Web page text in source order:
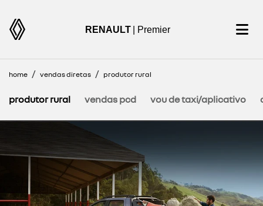
RENAULT | Premier
home vendas diretas produtor rural
vendas pcd vou de taxi/aplicativo
produtor rural